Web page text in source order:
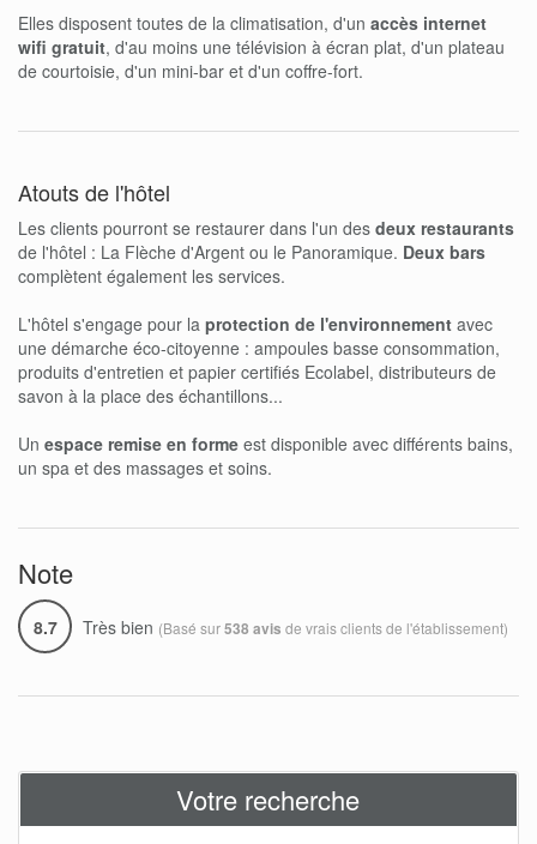
Elles disposent toutes de la climatisation, d'un accès internet
wifi gratuit, d'au moins une télévision à écran plat, d'un plateau
de courtoisie, d'un mini-bar et d'un coffre-fort.
Atouts de l'hôtel
Les clients pourront se restaurer dans l'un des deux restaurants
de l'hôtel : La Flèche d'Argent ou le Panoramique. Deux bars
complètent également les services.
L'hôtel s'engage pour la protection de l'environnement avec
une démarche éco-citoyenne : ampoules basse consommation,
produits d'entretien et papier certifiés Ecolabel, distributeurs de
savon à la place des échantillons...
Un espace remise en forme est disponible avec différents bains,
un spa et des massages et soins.
Note
8.7 Très bien (Basé sur538 avis de vrais clients de l'établissement)
Votre recherche